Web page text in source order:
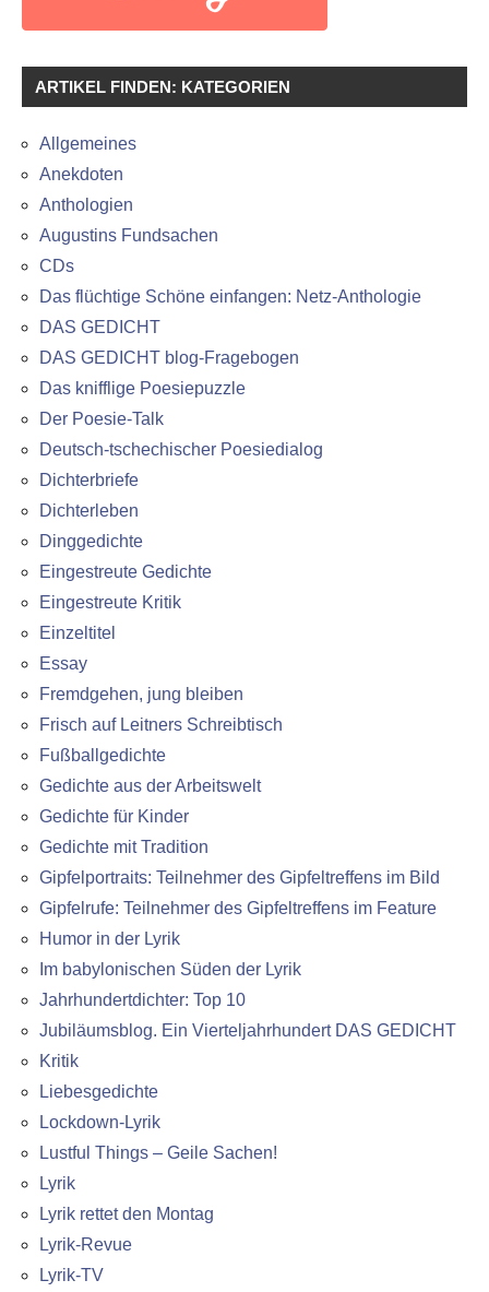
ARTIKEL FINDEN: KATEGORIEN
Allgemeines
Anekdoten
Anthologien
Augustins Fundsachen
CDs
Das flüchtige Schöne einfangen: Netz-Anthologie
DAS GEDICHT
DAS GEDICHT blog-Fragebogen
Das knifflige Poesiepuzzle
Der Poesie-Talk
Deutsch-tschechischer Poesiedialog
Dichterbriefe
Dichterleben
Dinggedichte
Eingestreute Gedichte
Eingestreute Kritik
Einzeltitel
Essay
Fremdgehen, jung bleiben
Frisch auf Leitners Schreibtisch
Fußballgedichte
Gedichte aus der Arbeitswelt
Gedichte für Kinder
Gedichte mit Tradition
Gipfelportraits: Teilnehmer des Gipfeltreffens im Bild
Gipfelrufe: Teilnehmer des Gipfeltreffens im Feature
Humor in der Lyrik
Im babylonischen Süden der Lyrik
Jahrhundertdichter: Top 10
Jubiläumsblog. Ein Vierteljahrhundert DAS GEDICHT
Kritik
Liebesgedichte
Lockdown-Lyrik
Lustful Things – Geile Sachen!
Lyrik
Lyrik rettet den Montag
Lyrik-Revue
Lyrik-TV